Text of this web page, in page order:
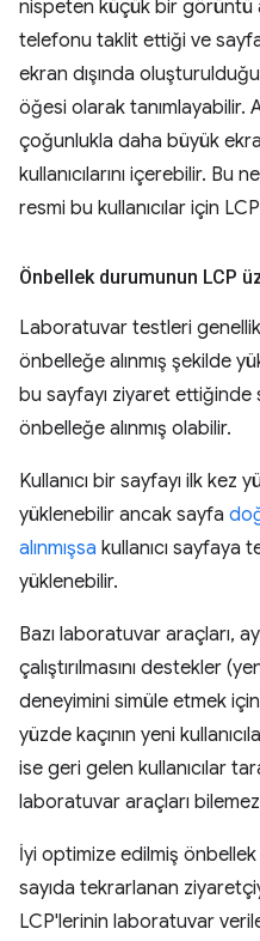
nispeten küçük bir görüntü
telefonu taklit ettiği ve
ekran dışında
öğesi olarak tanımlayabilir.
çoğunlukla daha büyük
kullanıcılarını içerebilir. Bu
resmi bu kullanıcılar için
Önbellek durumunun LCP
Laboratuvar testleri
önbelleğe alınmış şekilde
bu sayfayı ziyaret ettiğinde
önbelleğe alınmış olabilir.
Kullanıcı bir sayfayı ilk kez
yüklenebilir ancak sayfa
alınmışsa kullanıcı sayfaya
yüklenebilir.
Bazı laboratuvar araçları,
çalıştırılmasını destekler
deneyimini simüle etmek
yüzde kaçının yeni
ise geri gelen kullanıcılar
laboratuvar araçları
İyi optimize edilmiş önbellek
sayıda tekrarlanan
LCP'lerinin laboratuvar